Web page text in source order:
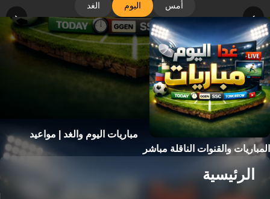
أمس اليوم الغد
‹ ›
مباريات اليوم والغد | مواعيد
المباريات والقنوات الناقلة مباشر
الرئيسية